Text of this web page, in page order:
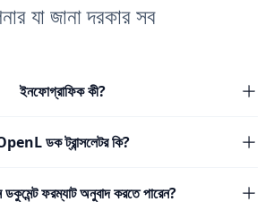
যা জানা দরকার সব
ইনফোগ্রাফিক কী?
ডক ট্রান্সলেটর কি?
ফরম্যাট অনুবাদ করতে পারেন?